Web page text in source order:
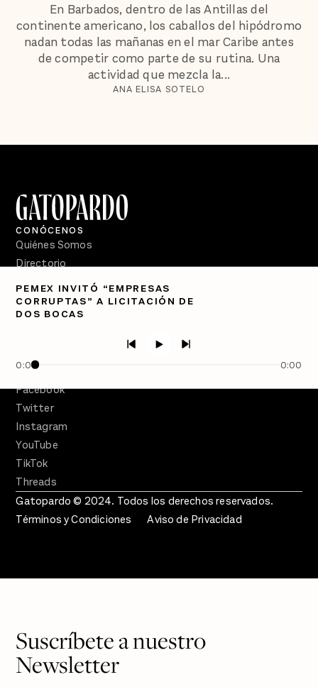
En Barbados, dentro de las Antillas del
continente americano, los caballos del hipódromo
nadan todas las mañanas en el mar Caribe antes
de competir como parte de su rutina. Una
actividad que mezcla la...
ANA ELISA SOTELO
PEMEX INVITÓ “EMPRESAS
CORRUPTAS” A LICITACIÓN DE
DOS BOCAS
0:00 0:00
CONÓCENOS
Quiénes Somos
Directorio
PÓDCASTS
Semanario Gatopardo
Facebook
Twitter
Instagram
YouTube
TikTok
Threads
Gatopardo © 2024. Todos los derechos reservados.
Términos y Condiciones
Aviso de Privacidad
Suscríbete a nuestro
Newsletter